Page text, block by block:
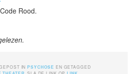
Rood.
INPSYCHOSE EN GETAGGED
, . SLA DE LINK OP